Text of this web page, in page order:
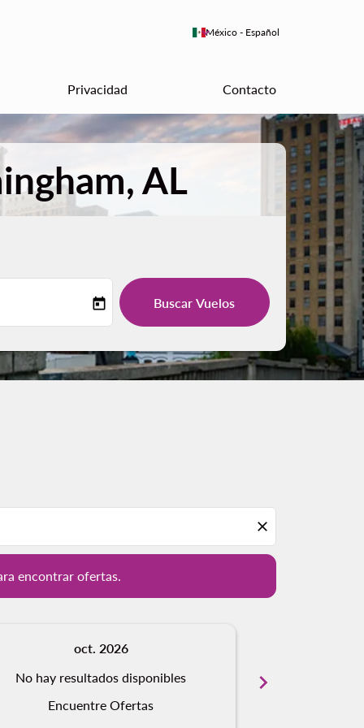
México - Español
keyboard_arrow_down
Privacidad Contacto
AL
today Buscar Vuelos
close
encontrar ofertas.
para encontrar ofertas.
oct. 2026
No hay resultados disponibles
Encuentre Ofertas
chevron_right